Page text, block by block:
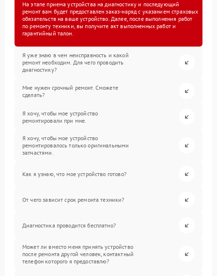
На этапе приема устройства на диагностику и последующий
ремонт вам будет предоставлен заказ-наряд с указанием страховых
обязательств на ваше устройство. Далее, после выполнения работ
по ремонту техники, вы получите акт выполненных работ и
гарантийный талон.
Я уже знаю в чем неисправность и какой
ремонт необходим. Для чего проводить
диагностику?
Мне нужен срочный ремонт. Сможете
сделать?
Я хочу, чтобы мое устройство
ремонтировали при мне.
Я хочу, чтобы мое устройство
ремонтировалось только оригинальными
запчастями.
Как я узнаю, что мое устройство готово?
От чего зависит срок ремонта техники?
Диагностика проводится бесплатно?
Может ли вместо меня принять устройство
после ремонта другой человек, контактный
телефон которого я предоставлю?